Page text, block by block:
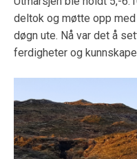
deltok og møtte opp
døgn ute. Nå var det å
ferdigheter og